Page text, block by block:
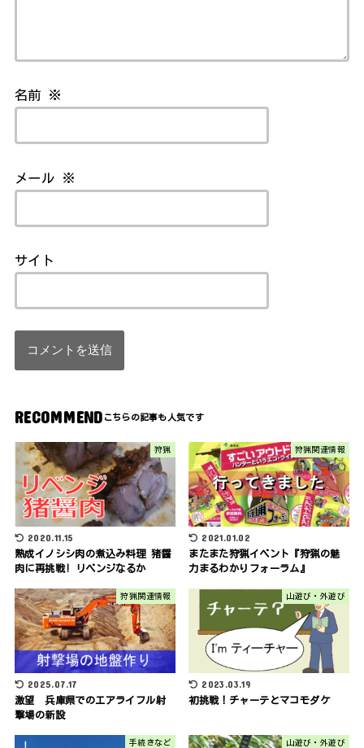
名前 ※
メール ※
サイト
RECOMMEND
狩猟
2020.11.15
熟成イノシシ肉の煮込み料理 猪醤
肉に再挑戦! リベンジなるか
狩猟関連情報
2021.01.02
またまた狩猟イベント『狩猟の魅
力まるわかりフォーラム』
狩猟関連情報
2025.07.17
激望 兵庫県でのエアライフル射
撃場の新設
山遊び・外遊び
2023.03.19
初挑戦！チャーテとマコモダケ
手続きなど 山遊び・外遊び